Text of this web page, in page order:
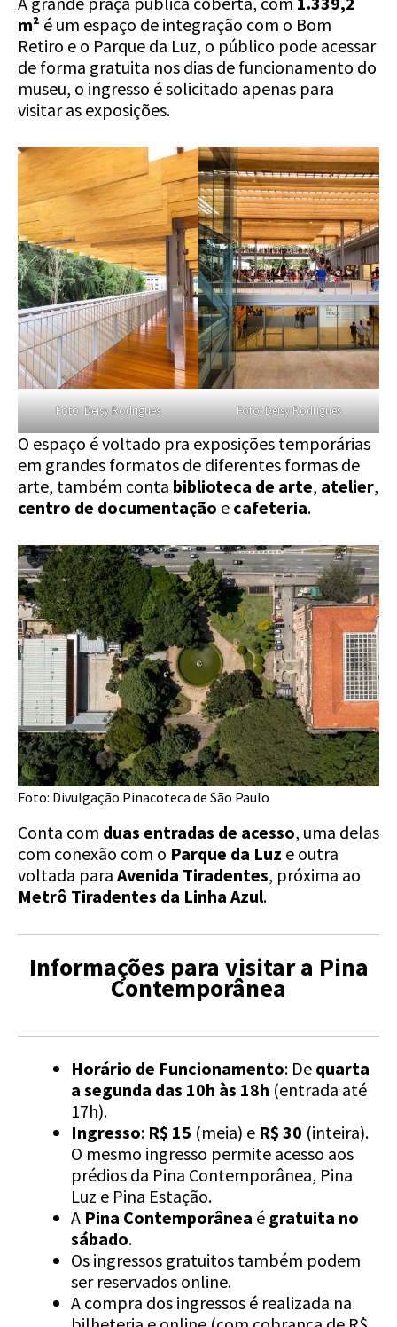
m² é um espaço de integração com o Bom
Retiro e o Parque da Luz, o público pode acessar
de forma gratuita nos dias de funcionamento do
museu, o ingresso é solicitado apenas para
visitar as exposições.
Foto: Deisy Rodrigues Foto: Deisy Rodrigues
O espaço é voltado pra exposições temporárias
em grandes formatos de diferentes formas de
arte, também conta biblioteca de arte, atelier,
centro de documentação e cafeteria.
Foto: Divulgação Pinacoteca de São Paulo
Conta com duas entradas de acesso, uma delas
com conexão com o Parque da Luz e outra
voltada para Avenida Tiradentes, próxima ao
Metrô Tiradentes da Linha Azul.
Informações para visitar a Pina
Contemporânea
Horário de Funcionamento: De quarta
a segunda das 10h às 18h (entrada até
17h).
Ingresso: R$ 15 (meia) e R$ 30 (inteira).
O mesmo ingresso permite acesso aos
prédios da Pina Contemporânea, Pina
Luz e Pina Estação.
A Pina Contemporânea é gratuita no
sábado.
Os ingressos gratuitos também podem
ser reservados online.
A compra dos ingressos é realizada na